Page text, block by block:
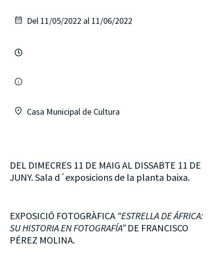
Del 11/05/2022 al 11/06/2022
Casa Municipal de Cultura
DEL DIMECRES 11 DE MAIG AL DISSABTE 11 DE
JUNY. Sala d´exposicions de la planta baixa.
EXPOSICIÓ FOTOGRÀFICA “ESTRELLA DE ÁFRICA:
SU HISTORIA EN FOTOGRAFÍA” DE FRANCISCO
PÉREZ MOLINA.